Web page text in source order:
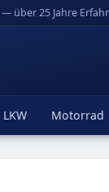
— über 25 Jahre
LKW Motorrad